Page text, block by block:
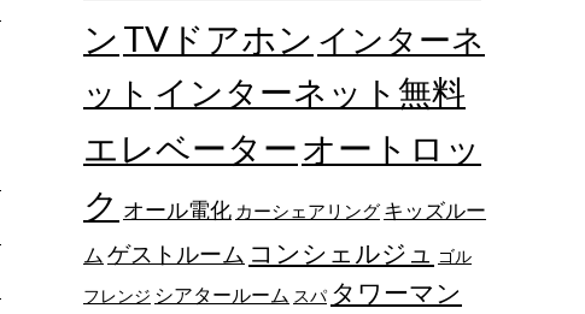
ン TVドアホン インターネ
ット インターネット無料
エレベーター オートロッ
ク オール電化 カーシェアリング キッズルー
ム ゲストルーム コンシェルジュ
ゴル
フレンジ シアタールーム スパ タワーマン